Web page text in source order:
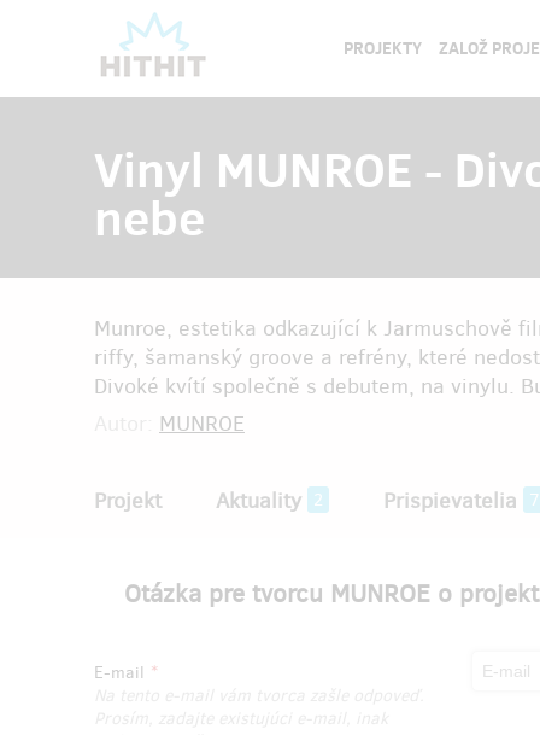
PROJEKTY ZALOŽ
Vinyl MUNROE -
nebe
Munroe, estetika odkazující k Jarmuschově
riffy, šamanský groove a refrény, které
Divoké kvítí společně s debutem, na vinylu.
MUNROE
Projekt Aktuality 2 Prispievatelia
Otázka pre tvorcu MUNROE o
E-mail